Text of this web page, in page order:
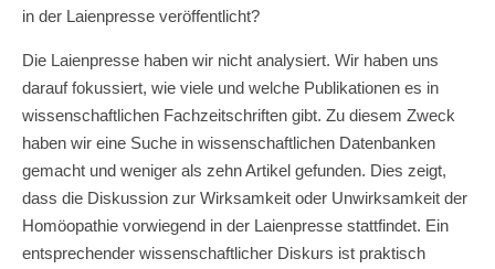
in der Laienpresse veröffentlicht?
Die Laienpresse haben wir nicht analysiert. Wir haben uns
darauf fokussiert, wie viele und welche Publikationen es in
wissenschaftlichen Fachzeitschriften gibt. Zu diesem Zweck
haben wir eine Suche in wissenschaftlichen Datenbanken
gemacht und weniger als zehn Artikel gefunden. Dies zeigt,
dass die Diskussion zur Wirksamkeit oder Unwirksamkeit der
Homöopathie vorwiegend in der Laienpresse stattfindet. Ein
entsprechender wissenschaftlicher Diskurs ist praktisch